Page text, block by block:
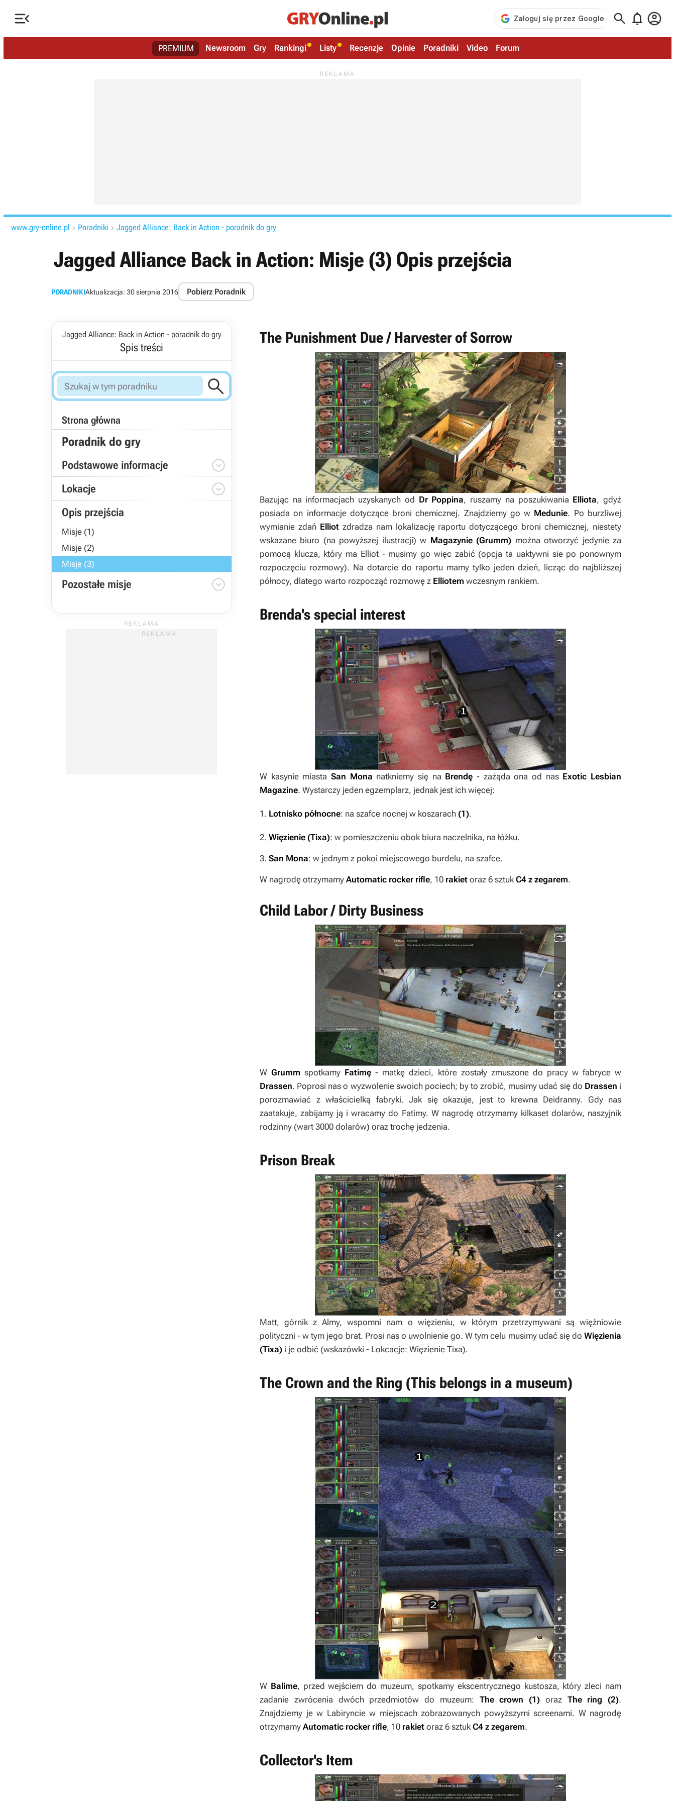
   
PREMIUM Newsroom Gry Rankingi Listy Recenzje Opinie Poradniki Video Forum
www.gry-online.pl  Poradniki  Jagged Alliance: Back in Action - poradnik do gry
Jagged Alliance Back in Action: Misje (3) Opis przejścia
PORADNIKIAktualizacja: 30 sierpnia 2016 Pobierz Poradnik
Jagged Alliance: Back in Action - poradnik do gry
Spis treści

Strona główna
Poradnik do gry
Podstawowe informacje 
Lokacje 
Opis przejścia
Misje (1)
Misje (2)
Misje (3)
Pozostałe misje 
The Punishment Due / Harvester of Sorrow
Bazując na informacjach uzyskanych od Dr Poppina, ruszamy na poszukiwania Elliota, gdyż
posiada on informacje dotyczące broni chemicznej. Znajdziemy go w Medunie. Po burzliwej
wymianie zdań Elliotzdradza nam lokalizację raportu dotyczącego broni chemicznej, niestety
wskazane biuro (na powyższej ilustracji) w Magazynie (Grumm) można otworzyć jedynie za
pomocą klucza, który ma Elliot - musimy go więc zabić (opcja ta uaktywni sie po ponownym
rozpoczęciu rozmowy). Na dotarcie do raportu mamy tylko jeden dzień, licząc do najbliższej
północy, dlatego warto rozpocząć rozmowę z Elliotem wczesnym rankiem.
Brenda's special interest
W kasynie miasta San Mona natkniemy się na Brendę - zażąda ona od nas Exotic Lesbian
Magazine. Wystarczy jeden egzemplarz, jednak jest ich więcej:
1. Lotnisko północne: na szafce nocnej w koszarach (1).
2. Więzienie (Tixa): w pomieszczeniu obok biura naczelnika, na łóżku.
3. San Mona: w jednym z pokoi miejscowego burdelu, na szafce.
W nagrodę otrzymamy Automatic rocker rifle, 10 rakiet oraz 6 sztukC4 z zegarem.
Child Labor / Dirty Business
WGrumm spotkamy Fatimę- matkę dzieci, które zostały zmuszone do pracy w fabryce w
Drassen. Poprosi nas o wyzwolenie swoich pociech; by to zrobić, musimy udać się do Drassen i
porozmawiać z właścicielką fabryki. Jak się okazuje, jest to krewna Deidranny. Gdy nas
zaatakuje, zabijamy ją i wracamy do Fatimy. W nagrodę otrzymamy kilkaset dolarów, naszyjnik
rodzinny (wart 3000 dolarów) oraz trochę jedzenia.
Prison Break
Matt, górnik z Almy, wspomni nam o więzieniu, w którym przetrzymywani są więźniowie
polityczni - w tym jego brat. Prosi nas o uwolnienie go. W tym celu musimy udać się do Więzienia
(Tixa) i je odbić (wskazówki - Lokcacje: Więzienie Tixa).
The Crown and the Ring (This belongs in a museum)
W Balime, przed wejściem do muzeum, spotkamy ekscentrycznego kustosza, który zleci nam
zadanie zwrócenia dwóch przedmiotów do muzeum: The crown (1) oraz The ring (2).
Znajdziemy je w Labiryncie w miejscach zobrazowanych powyższymi screenami. W nagrodę
otrzymamy Automatic rocker rifle, 10 rakiet oraz 6 sztukC4 z zegarem.
Collector's Item